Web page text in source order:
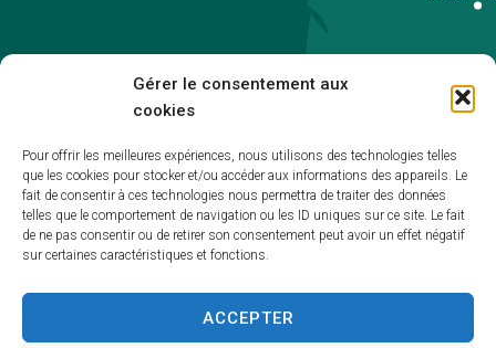
Gérer le consentement aux
cookies
Pour offrir les meilleures expériences, nous utilisons des technologies telles
que les cookies pour stocker et/ou accéder aux informations des appareils. Le
fait de consentir à ces technologies nous permettra de traiter des données
telles que le comportement de navigation ou les ID uniques sur ce site. Le fait
de ne pas consentir ou de retirer son consentement peut avoir un effet négatif
sur certaines caractéristiques et fonctions.
ACCEPTER
Accessibilité